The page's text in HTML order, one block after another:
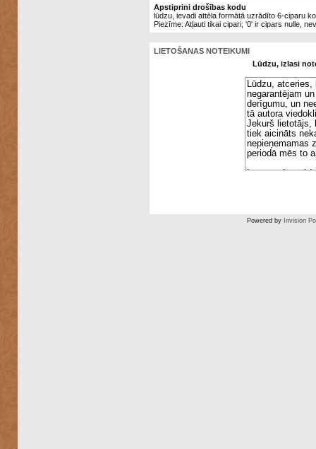
Apstiprini drošības kodu
lūdzu, ievadi attēla formātā uzrādīto 6-ciparu
Piezīme: Atļauti tikai cipari; '0' ir cipars nulle,
LIETOŠANAS NOTEIKUMI
Lūdzu, izlasi
Powered by Invision